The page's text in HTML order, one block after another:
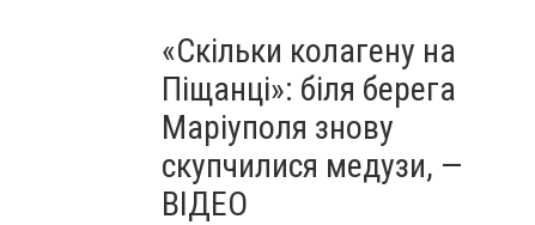
«Скільки колагену на
Піщанці»: біля берега
Маріуполя знову
скупчилися медузи, —
ВІДЕО